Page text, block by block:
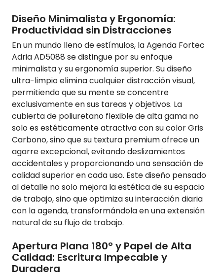
Diseño Minimalista y Ergonomía:
Productividad sin Distracciones
En un mundo lleno de estímulos, la Agenda Fortec
Adria AD5088 se distingue por su enfoque
minimalista y su ergonomía superior. Su diseño
ultra-limpio elimina cualquier distracción visual,
permitiendo que su mente se concentre
exclusivamente en sus tareas y objetivos. La
cubierta de poliuretano flexible de alta gama no
solo es estéticamente atractiva con su color Gris
Carbono, sino que su textura premium ofrece un
agarre excepcional, evitando deslizamientos
accidentales y proporcionando una sensación de
calidad superior en cada uso. Este diseño pensado
al detalle no solo mejora la estética de su espacio
de trabajo, sino que optimiza su interacción diaria
con la agenda, transformándola en una extensión
natural de su flujo de trabajo.
Apertura Plana 180° y Papel de Alta
Calidad: Escritura Impecable y
Duradera